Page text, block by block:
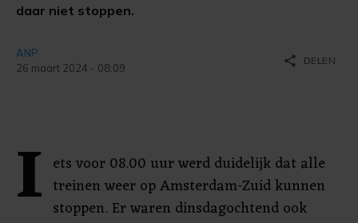
daar niet stoppen.
ANP
26 maart 2024 - 08:09
share DELEN
I ets voor 08.00 uur werd duidelijk dat alle
treinen weer op Amsterdam-Zuid kunnen
stoppen. Er waren dinsdagochtend ook